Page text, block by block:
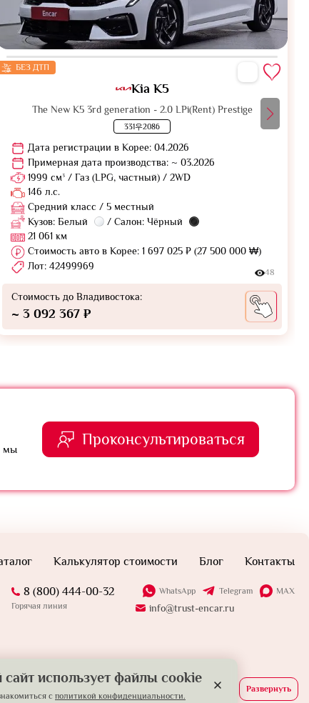
БЕЗ ДТП
Kia K5
The New K5 3rd generation - 2.0 LPi(Rent) Prestige
331우2086
Дата регистрации в Корее: 04.2026
Примерная дата производства: ~ 03.2026
1999 см³ / Газ (LPG, частный) / 2WD
146 л.с.
Средний класс / 5 местный
Кузов: Белый
/ Салон: Чёрный
21 061 км
Стоимость авто в Корее: 1 697 025 ₽ (27 500 000 ₩)
Лот: 42499969
48
Стоимость до Владивостока:
~ 3 092 367 ₽
мы
Проконсультироваться
Калькулятор стоимости Блог Контакты
8 (800) 444-00-32
Горячая линия
WhatsApp Telegram MAX
info@trust-encar.ru
использует файлы cookie
с политикой конфиденциальности.
Развернуть